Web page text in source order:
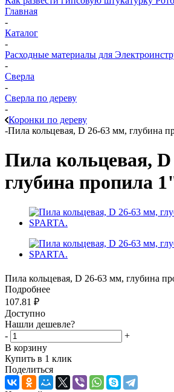
Главная
-
Каталог
-
Расходные материалы для
-
Сверла
-
Сверла по дереву
-
Коронки по дереву
-Пила кольцевая, D 26-63 мм, глубина
Пила кольцевая,
глубина пропила
Пила кольцевая, D 26-63 мм, глубина
Подробнее
107.81 ₽
Доступно
Нашли дешевле?
-
+
В корзину
Купить в 1 клик
Поделиться